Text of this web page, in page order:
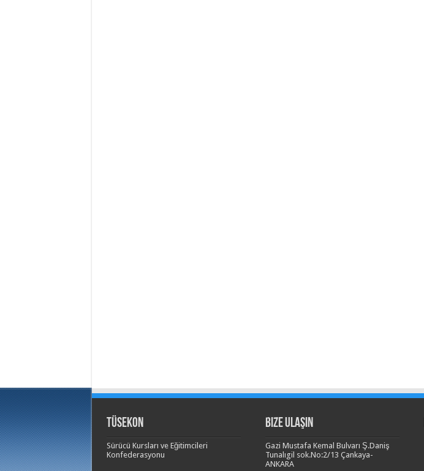
TÜSEKON
Sürücü Kursları ve Eğitimcileri
Konfederasyonu
Bize Ulaşın
Gazi Mustafa Kemal Bulvarı Ş.Daniş
Tunalıgil sok.No:2/13 Çankaya-
ANKARA